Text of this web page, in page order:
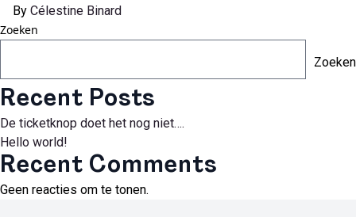
By Célestine Binard
Zoeken
Zoeken
Recent Posts
De ticketknop doet het nog niet….
Hello world!
Recent Comments
Geen reacties om te tonen.